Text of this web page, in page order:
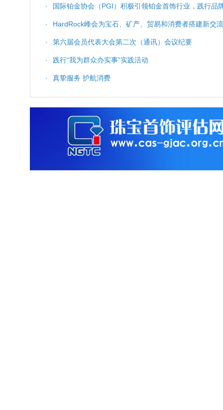
· 国际铂金协会（PGI）积极引领铂金首饰行业，践行品
· HardRock峰会为宝石、矿产、贸易和消费者搭建新交
· 第六届会员代表大会第二次（通讯）会议纪要
· 践行“我为群众办实事”实践活动
· 真挚服务 护航消费